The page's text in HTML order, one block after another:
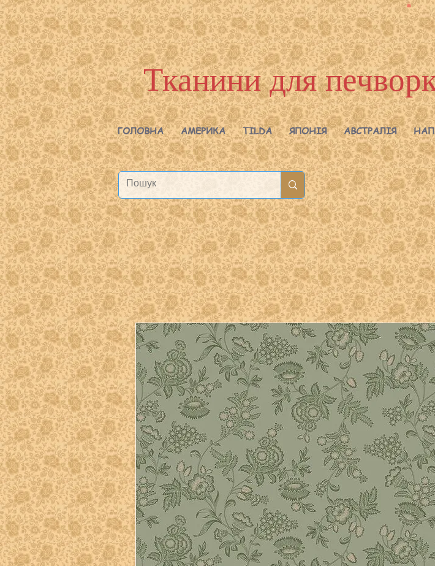
Тканини для
ГОЛОВНА АМЕРИКА TILDA ЯПОНІЯ АВСТРАЛІЯ